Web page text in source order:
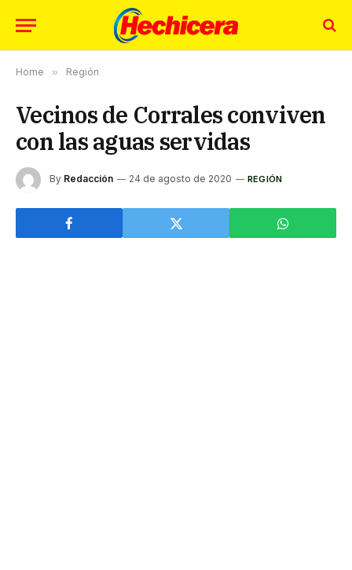
Home » Región
Vecinos de Corrales conviven
con las aguas servidas
By Redacción 24 de agosto de 2020 REGIÓN